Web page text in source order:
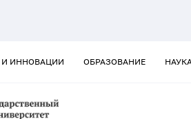
И ИННОВАЦИИ ОБРАЗОВАНИЕ